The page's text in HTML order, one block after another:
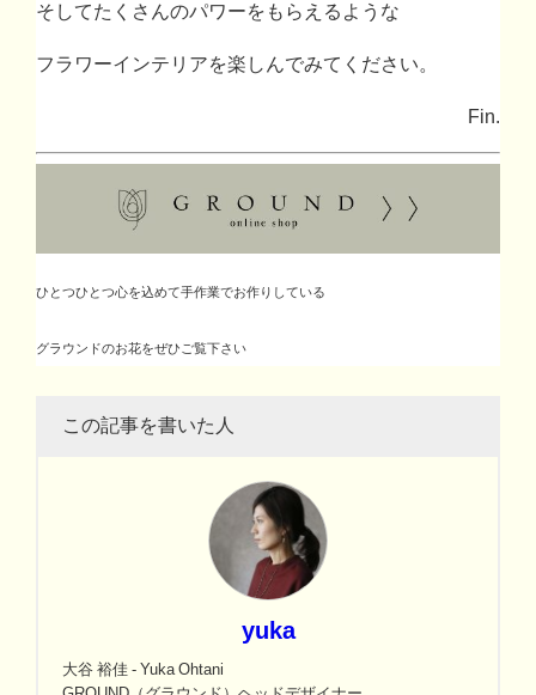
そしてたくさんのパワーをもらえるような
フラワーインテリアを楽しんでみてください。
Fin.
ひとつひとつ心を込めて手作業でお作りしている
グラウンドのお花をぜひご覧下さい
この記事を書いた人
yuka
大谷 裕佳 - Yuka Ohtani